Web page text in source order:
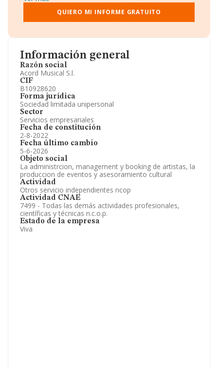
Información general
Razón social
Acord Musical S.l.
CIF
B10928620
Forma jurídica
Sociedad limitada unipersonal
Sector
Servicios empresariales
Fecha de constitución
2-8-2022
Fecha último cambio
5-6-2026
Objeto social
La administrcion, management y booking de artistas, la
produccion de eventos y asesoramiento cultural
Actividad
Otros servicio independientes ncop
Actividad CNAE
7499 - Todas las demás actividades profesionales,
científicas y técnicas n.c.o.p.
Estado de la empresa
Viva
Gráficos de Evolución Ventas y Empleados.
Consejo de Administración y Administradores.
Directivos y Ejecutivos.
Información oficial y registral complementaria.
QUIERO MI INFORME GRATUITO